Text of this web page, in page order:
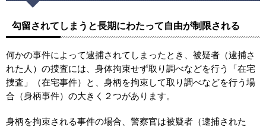
勾留されてしまうと長期にわたって自由が制限される
何かの事件によって逮捕されてしまったとき、被疑者（逮捕さ
れた人）の捜査には、身体拘束せず取り調べなどを行う「在宅
捜査」（在宅事件）と、身柄を拘束して取り調べなどを行う場
合（身柄事件）の大きく２つがあります。
身柄を拘束される事件の場合、警察官は被疑者（逮捕された